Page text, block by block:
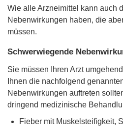
Wie alle Arzneimittel kann auch
Nebenwirkungen haben, die
müssen.
Schwerwiegende
Sie müssen Ihren Arzt
Ihnen die nachfolgend
Nebenwirkungen auftreten
dringend medizinische
Fieber mit Muskelsteifigkeit,